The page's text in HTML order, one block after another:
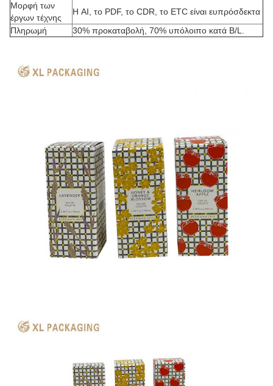
Μορφή των
έργων τέχνης
Η AI, το PDF, το CDR, το ETC είναι ευπρόσδεκτα
Πληρωμή
30% προκαταβολή, 70% υπόλοιπο κατά B/L.